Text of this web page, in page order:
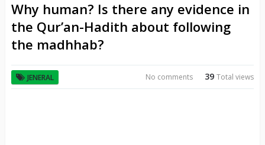
Why human? Is there any evidence in
the Qur’an-Hadith about following
the madhhab?
JENERAL 39Total views
No comments